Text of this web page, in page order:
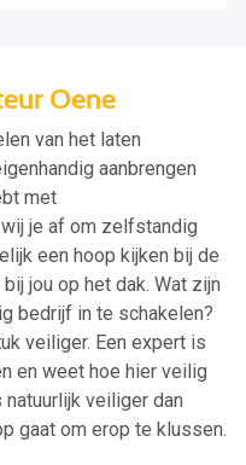
Oene
van het laten
aanbrengen
met
je af om zelfstandig
een hoop kijken bij de
jou op het dak. Wat zijn
bedrijf in te schakelen?
veiliger. Een expert is
en weet hoe hier veilig
veiliger dan
gaat om erop te klussen.